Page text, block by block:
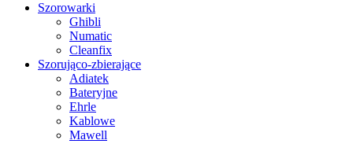
Szorowarki
Ghibli
Numatic
Cleanfix
Szorująco-zbierające
Adiatek
Bateryjne
Ehrle
Kablowe
Mawell